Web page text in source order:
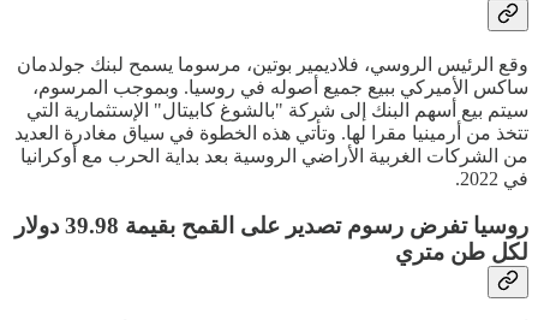
وقع الرئيس الروسي، فلاديمير بوتين، مرسوما يسمح لبنك جولدمان
ساكس الأميركي ببيع جميع أصوله في روسيا. وبموجب المرسوم،
سيتم بيع أسهم البنك إلى شركة "بالشوغ كابيتال" الإستثمارية التي
تتخذ من أرمينيا مقرا لها. وتأتي هذه الخطوة في سياق مغادرة العديد
من الشركات الغربية الأراضي الروسية بعد بداية الحرب مع أوكرانيا
في 2022.
روسيا تفرض رسوم تصدير على القمح بقيمة 39.98 دولار
لكل طن متري